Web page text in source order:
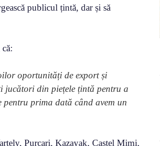
publicul țintă, dar și să
oportunități de export și
jucători din piețele țintă pentru a
prima dată când avem un
Purcari, Kazayak, Castel Mimi,